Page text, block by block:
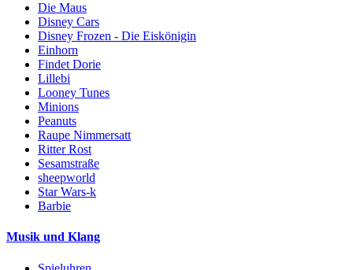
Die Maus
Disney Cars
Disney Frozen - Die Eiskönigin
Einhorn
Findet Dorie
Lillebi
Looney Tunes
Minions
Peanuts
Raupe Nimmersatt
Ritter Rost
Sesamstraße
sheepworld
Star Wars-k
Barbie
Musik und Klang